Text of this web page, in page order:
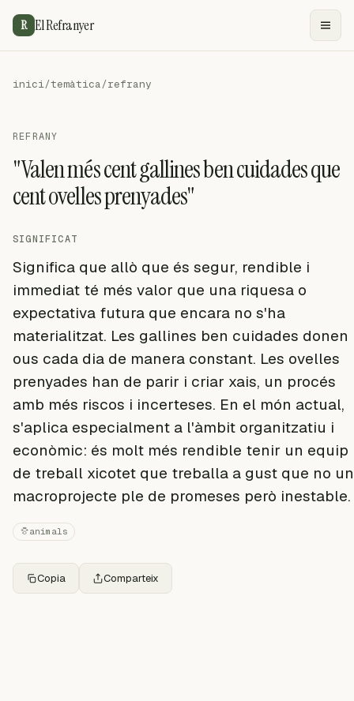
R El Refranyer
inici/temàtica/refrany
REFRANY
"Valen més cent gallines ben cuidades que
cent ovelles prenyades"
SIGNIFICAT
Significa que allò que és segur, rendible i
immediat té més valor que una riquesa o
expectativa futura que encara no s'ha
materialitzat. Les gallines ben cuidades donen
ous cada dia de manera constant. Les ovelles
prenyades han de parir i criar xais, un procés
amb més riscos i incerteses. En el món actual,
s'aplica especialment a l'àmbit organitzatiu i
econòmic: és molt més rendible tenir un equip
de treball xicotet que treballa a gust que no un
macroprojecte ple de promeses però inestable.
animals
Copia Comparteix